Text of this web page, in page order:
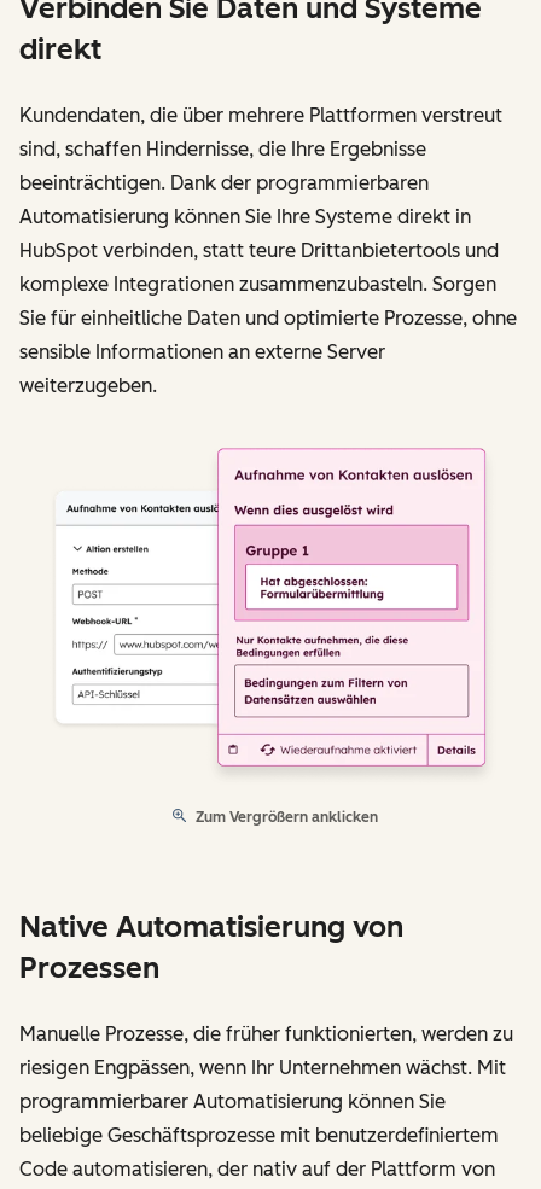
Verbinden Sie Daten und Systeme
direkt
Kundendaten, die über mehrere Plattformen verstreut
sind, schaffen Hindernisse, die Ihre Ergebnisse
beeinträchtigen. Dank der programmierbaren
Automatisierung können Sie Ihre Systeme direkt in
HubSpot verbinden, statt teure Drittanbietertools und
komplexe Integrationen zusammenzubasteln. Sorgen
Sie für einheitliche Daten und optimierte Prozesse, ohne
sensible Informationen an externe Server
weiterzugeben.
Zum Vergrößern anklicken
Native Automatisierung von
Prozessen
Manuelle Prozesse, die früher funktionierten, werden zu
riesigen Engpässen, wenn Ihr Unternehmen wächst. Mit
programmierbarer Automatisierung können Sie
beliebige Geschäftsprozesse mit benutzerdefiniertem
Code automatisieren, der nativ auf der Plattform von